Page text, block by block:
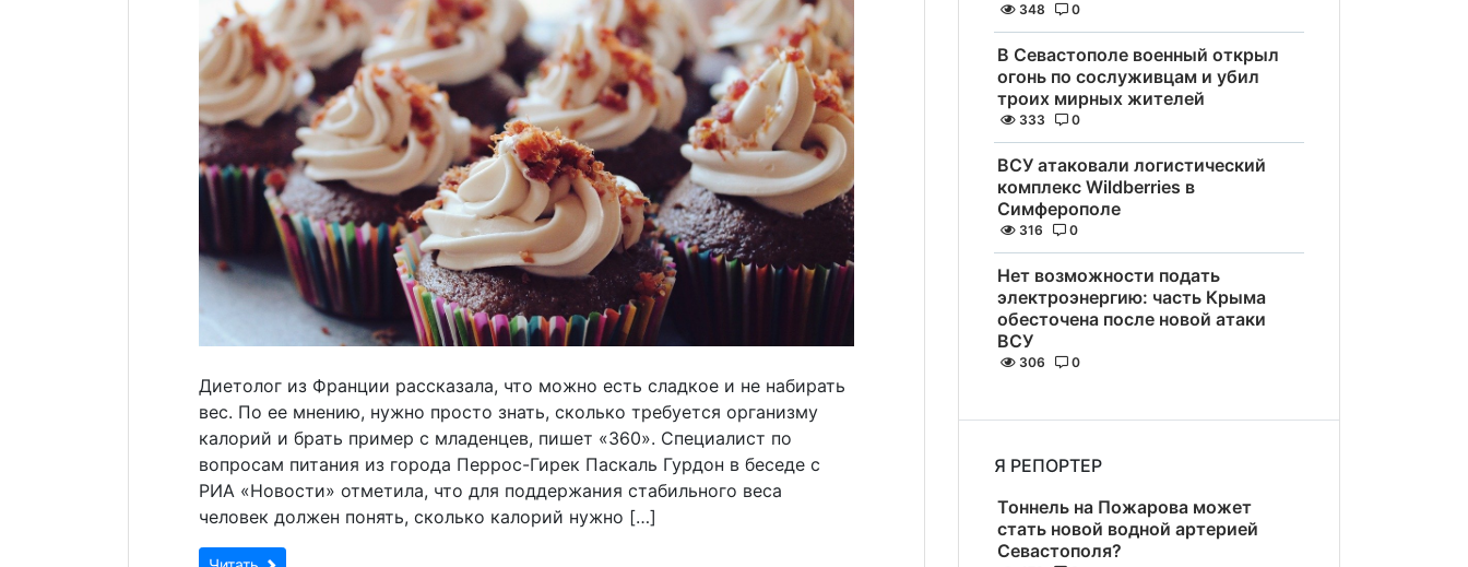
Диетолог из Франции рассказала, что можно есть сладкое и не набирать
вес. По ее мнению, нужно просто знать, сколько требуется организму
калорий и брать пример с младенцев, пишет «360». Специалист по
вопросам питания из города Перрос-Гирек Паскаль Гурдон в беседе с
РИА «Новости» отметила, что для поддержания стабильного веса
человек должен понять, сколько калорий нужно […]
348 0
В Севастополе военный открыл
огонь по сослуживцам и убил
троих мирных жителей
333 0
ВСУ атаковали логистический
комплекс Wildberries в
Симферополе
316 0
Нет возможности подать
электроэнергию: часть Крыма
обесточена после новой атаки
ВСУ
306 0
Я РЕПОРТЕР
Тоннель на Пожарова может
стать новой водной артерией
Севастополя?